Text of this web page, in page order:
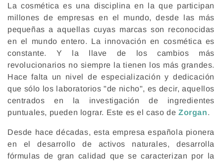
l
e
c
c
i
ó
n
:
La cosmética es una disciplina en la que participan
millones de empresas en el mundo, desde las más
pequeñas a aquellas cuyas marcas son reconocidas
en el mundo entero. La innovación en cosmética es
constante. Y la llave de los cambios más
revolucionarios no siempre la tienen los más grandes.
Hace falta un nivel de especialización y dedicación
que sólo los laboratorios "de nicho", es decir, aquellos
centrados en la investigación de ingredientes
puntuales, pueden lograr. Este es el caso deZorgan.
Desde hace décadas, esta empresa española pionera
en el desarrollo de activos naturales, desarrolla
fórmulas de gran calidad que se caracterizan por la